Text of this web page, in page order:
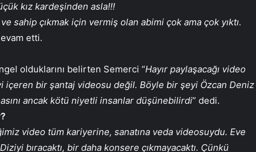
kız kardeşinden asla!!!
ve sahip çıkmak için vermiş olan abimi çok ama çok yıktı.
etti.
olduklarını belirten Semerci “Hayır paylaşacağı video
içeren bir şantaj videosu değil. Böyle bir şeyi Özcan Deniz
ancak kötü niyetli insanlar düşünebilirdi” dedi.
video tüm kariyerine, sanatına veda videosuydu. Eve
bıracaktı, bir daha konsere çıkmayacaktı. Çünkü